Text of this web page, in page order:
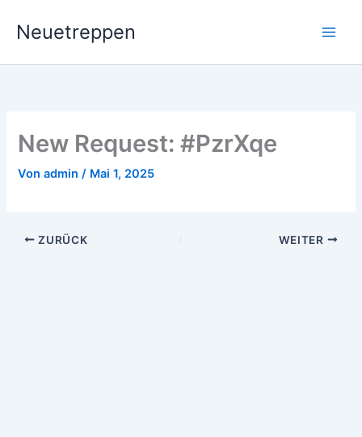
InhaltNeuetreppen
New Request: #PzrXqe
Vonadmin/ Mai 1, 2025
ZURÜCK WEITER